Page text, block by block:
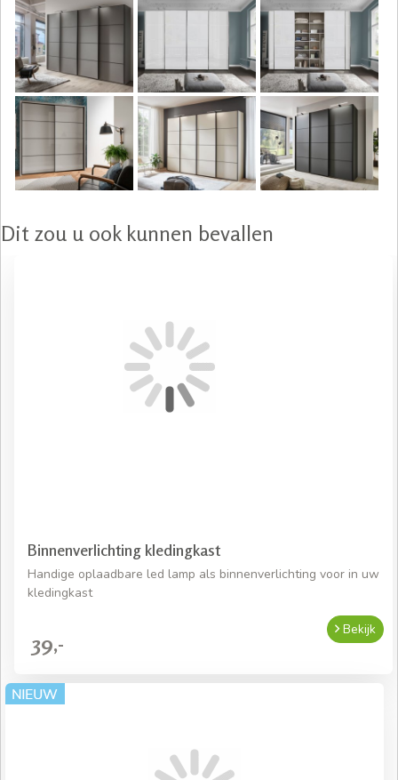
Dit zou u ook kunnen bevallen
Binnenverlichting kledingkast
Handige oplaadbare led lamp als binnenverlichting voor in uw
kledingkast
39,-
Bekijk